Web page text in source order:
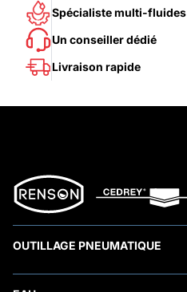
Spécialiste multi-fluides
Un conseiller dédié
Livraison rapide
OUTILLAGE PNEUMATIQUE